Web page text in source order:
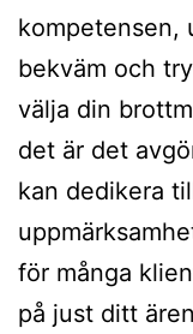
kompetensen,
bekväm och
välja din
det är det
kan dedikera
för många
på just ditt